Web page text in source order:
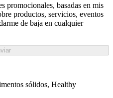
promocionales, basadas en mis
productos, servicios, eventos
de baja en cualquier
sólidos, Healthy